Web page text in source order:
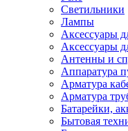
Светильники
Лампы
Аксессуары
Аксессуары
Антенны и
Аппаратура
Арматура
Арматура
Батарейки,
Бытовая